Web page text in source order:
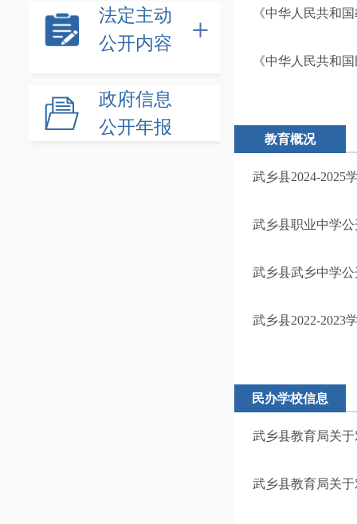
法定主动
公开内容
政府信息
公开年报
《中华人民共和
《中华人民共和
教育概况
武乡县2024-2025
武乡县职业中学
武乡县武乡中学
武乡县2022-2023
民办学校信息
武乡县教育局关
武乡县教育局关